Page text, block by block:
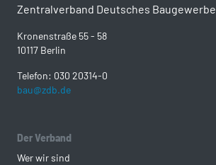
Zentralverband Deutsches Baugewerbe
Kronenstraße 55 - 58
10117 Berlin
Telefon: 030 20314-0
bau@zdb.de
Der Verband
Wer wir sind